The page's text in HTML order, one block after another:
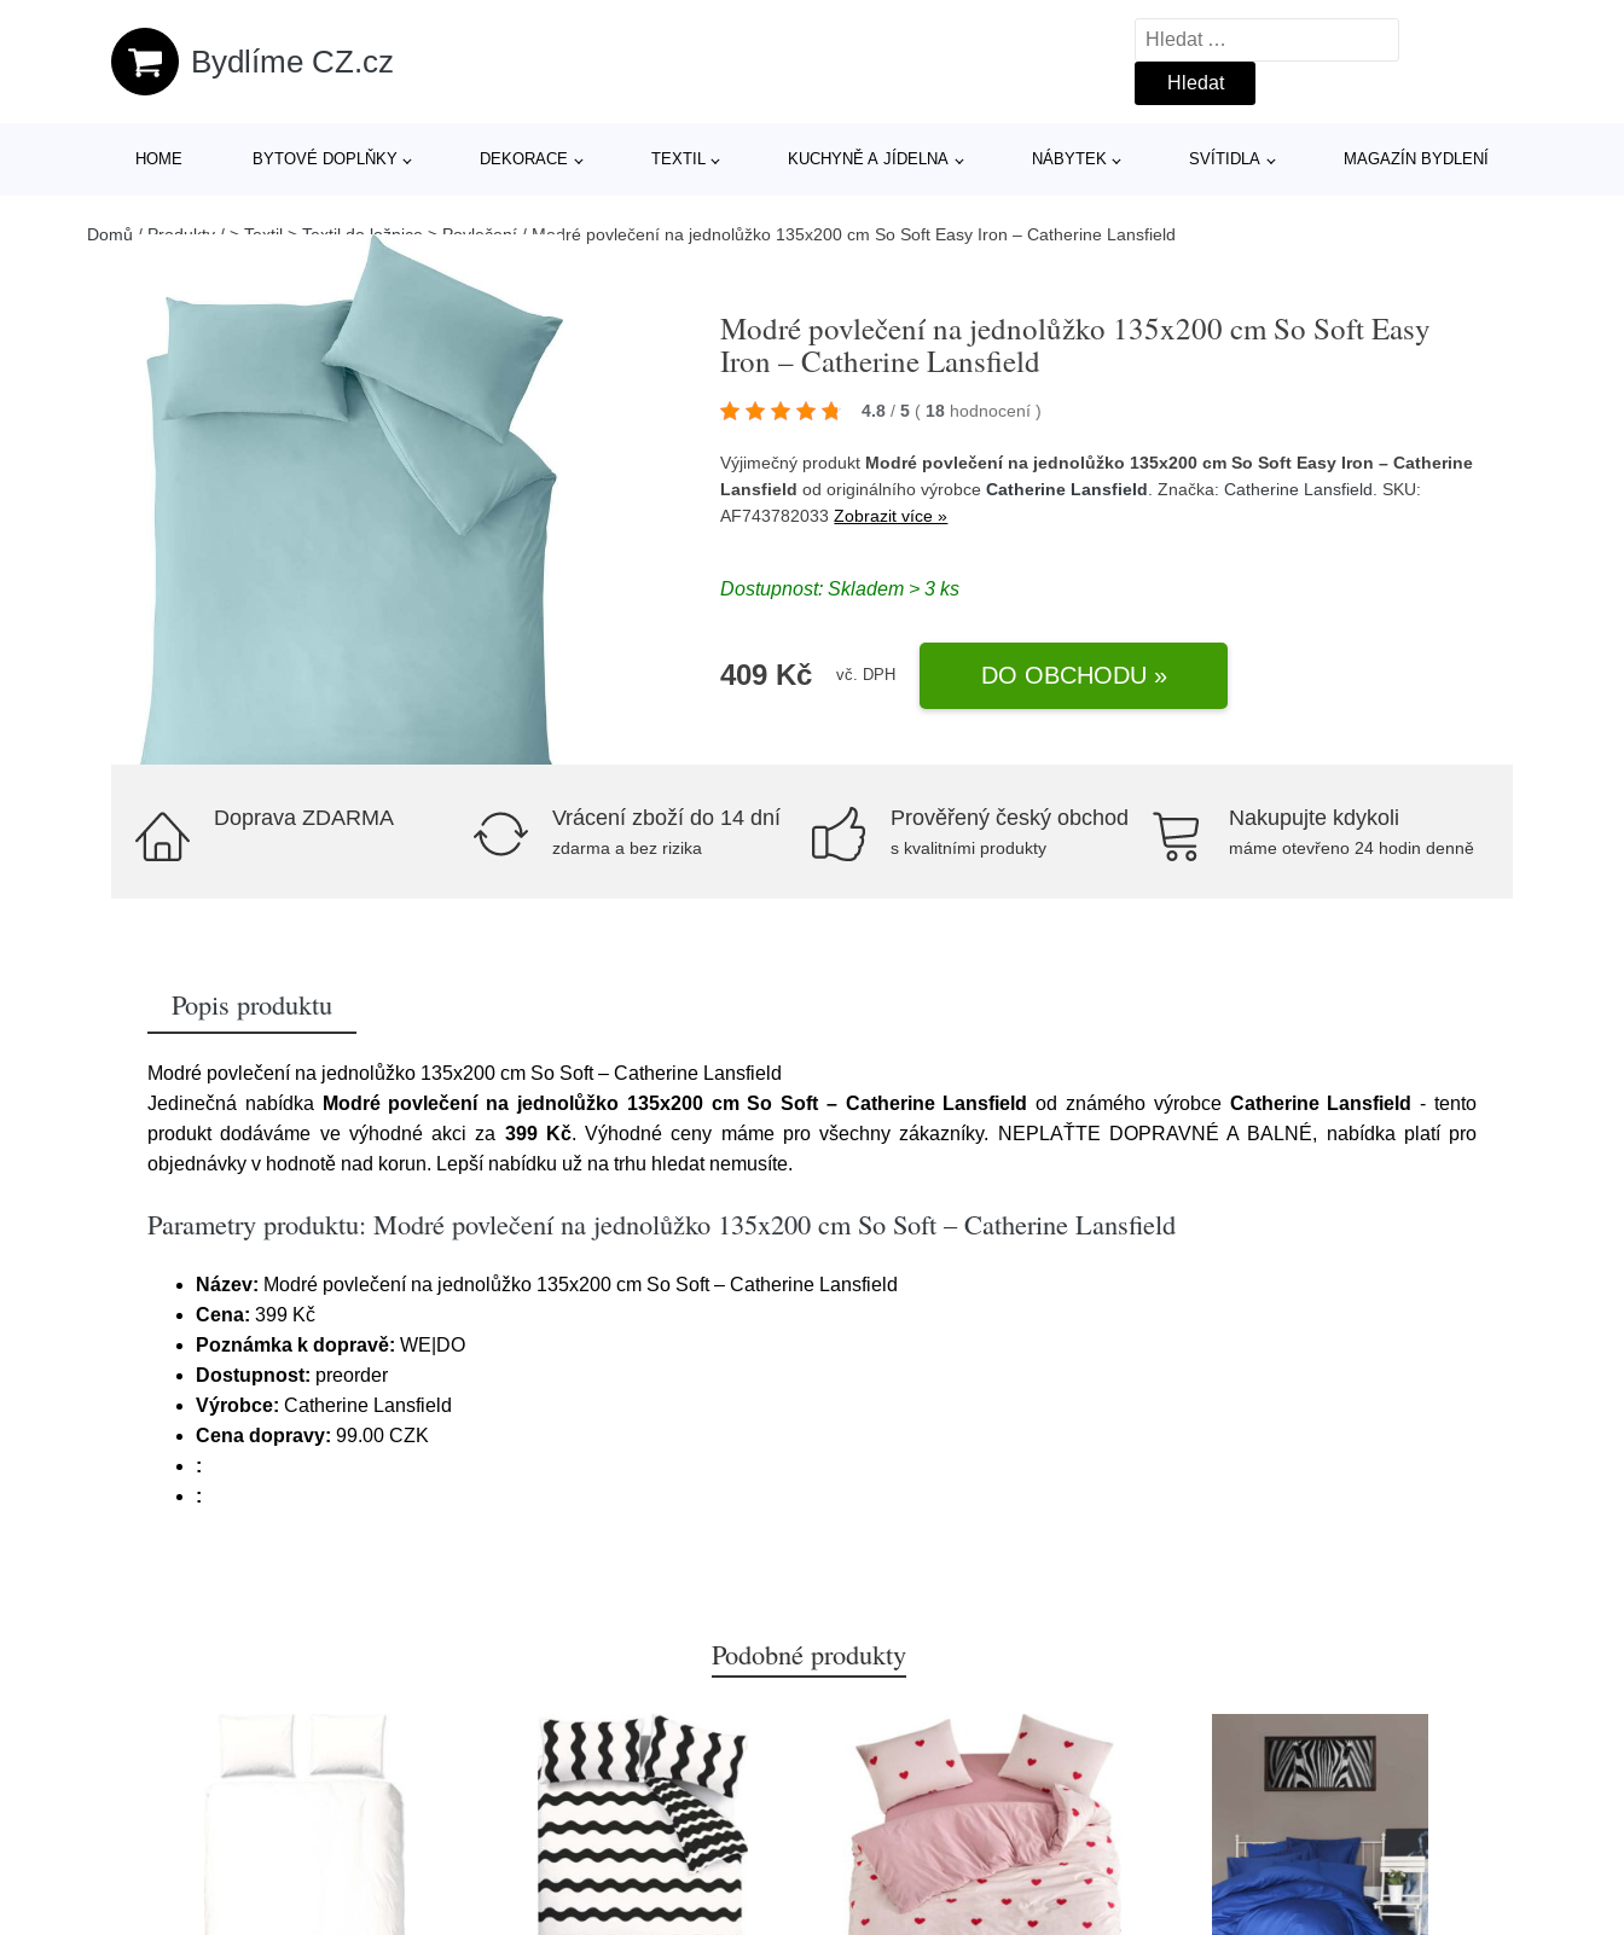
Bydlíme CZ.cz
Vyhledávání
HOME BYTOVÉ DOPLŇKY DEKORACE TEXTIL KUCHYNĚ A JÍDELNA NÁBYTEK SVÍTIDLA MAGAZÍN BYDLENÍ
Domů / Produkty / > Textil > Textil do ložnice > Povlečení / Modré povlečení na jednolůžko 135x200 cm So Soft Easy Iron – Catherine Lansfield
Modré povlečení na jednolůžko 135x200 cm So Soft Easy
Iron – Catherine Lansfield
4.8 / 5 ( 18 hodnocení)
Výjimečný produkt Modré povlečení na jednolůžko 135x200 cm So Soft Easy Iron – Catherine
Lansfield od originálního výrobceCatherine Lansfield . Značka:Catherine Lansfield . SKU:
AF743782033Zobrazit více »
Dostupnost:Skladem > 3 ks
409 Kč vč. DPH DO OBCHODU »
Doprava ZDARMA Vrácení zboží do 14 dní
zdarma a bez rizika
Prověřený český obchod
s kvalitními produkty
Nakupujte kdykoli
máme otevřeno 24 hodin denně
Popis produktu
Modré povlečení na jednolůžko 135x200 cm So Soft – Catherine Lansfield
Jedinečná nabídka
Modré povlečení na jednolůžko 135x200 cm So Soft – Catherine Lansfield od známého výrobce Catherine Lansfield - tento
produkt dodáváme ve výhodné akci za 399 Kč. Výhodné ceny máme pro všechny zákazníky. NEPLAŤTE DOPRAVNÉ A BALNÉ, nabídka platí pro
objednávky v hodnotě nad korun. Lepší nabídku už na trhu hledat nemusíte.
Parametry produktu: Modré povlečení na jednolůžko 135x200 cm So Soft – Catherine Lansfield
Název: Modré povlečení na jednolůžko 135x200 cm So Soft – Catherine Lansfield
Cena: 399 Kč
Poznámka k dopravě: WE|DO
Dostupnost: preorder
Výrobce: Catherine Lansfield
Cena dopravy: 99.00 CZK
:
:
Podobné produkty